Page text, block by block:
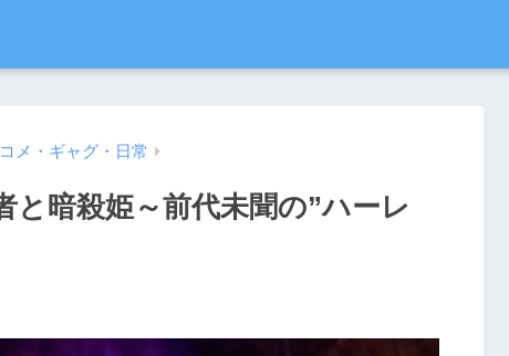
メ・ギャグ・日常
と暗殺姫～前代未聞の”ハーレ